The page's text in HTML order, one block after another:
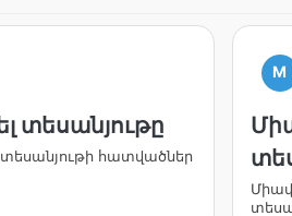
տեսանյութը
հատվածներ
M